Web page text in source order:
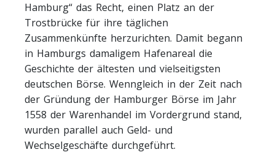
Hamburg“ das Recht, einen Platz an der
Trostbrücke für ihre täglichen
Zusammenkünfte herzurichten. Damit begann
in Hamburgs damaligem Hafenareal die
Geschichte der ältesten und vielseitigsten
deutschen Börse. Wenngleich in der Zeit nach
der Gründung der Hamburger Börse im Jahr
1558 der Warenhandel im Vordergrund stand,
wurden parallel auch Geld- und
Wechselgeschäfte durchgeführt.